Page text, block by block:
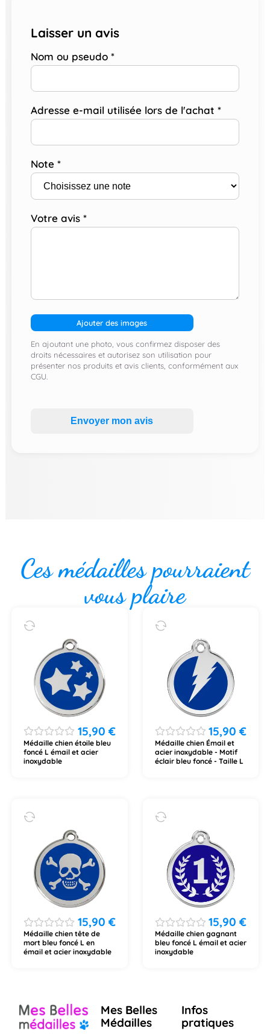
Laisser un avis
Nom ou pseudo *
Adresse e-mail utilisée lors de l'achat *
Note *
Votre avis *
Ajouter des images
En ajoutant une photo, vous confirmez disposer des
droits nécessaires et autorisez son utilisation pour
présenter nos produits et avis clients, conformément aux
CGU.
Envoyer mon avis
Ces médailles pourraient
vous plaire
15,90 €
Médaille chien étoile bleu
foncé L émail et acier
inoxydable
15,90€
Médaille chien Émail et
acier inoxydable - Motif
éclair bleu foncé - Taille L
15,90 €
Médaille chien tête de
mort bleu foncé L en
émail et acier inoxydable
15,90€
Médaille chien gagnant
bleu foncé L émail et acier
inoxydable
Mes Belles
Médailles
Infos
pratiques